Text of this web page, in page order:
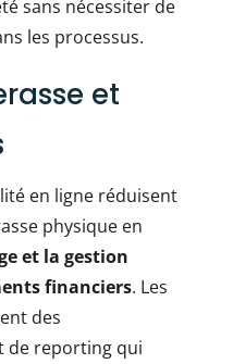
sans nécessiter de
les processus.
et
en ligne réduisent
physique en
et la gestion
financiers. Les
des
de reporting qui